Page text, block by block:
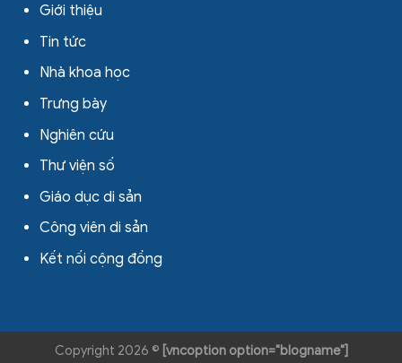
Giới thiệu
Tin tức
Nhà khoa học
Trưng bày
Nghiên cứu
Thư viện số
Giáo dục di sản
Công viên di sản
Kết nối cộng đồng
Copyright 2026 © [vncoption option="blogname"]